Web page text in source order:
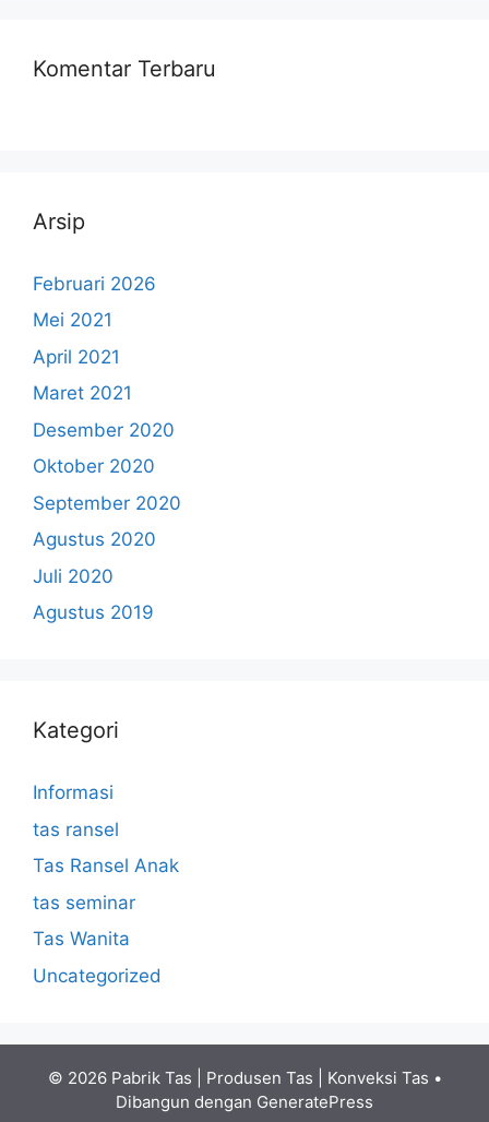
Komentar Terbaru
Arsip
Februari 2026
Mei 2021
April 2021
Maret 2021
Desember 2020
Oktober 2020
September 2020
Agustus 2020
Juli 2020
Agustus 2019
Kategori
Informasi
tas ransel
Tas Ransel Anak
tas seminar
Tas Wanita
Uncategorized
© 2026 Pabrik Tas | Produsen Tas | Konveksi Tas •
Dibangun dengan GeneratePress